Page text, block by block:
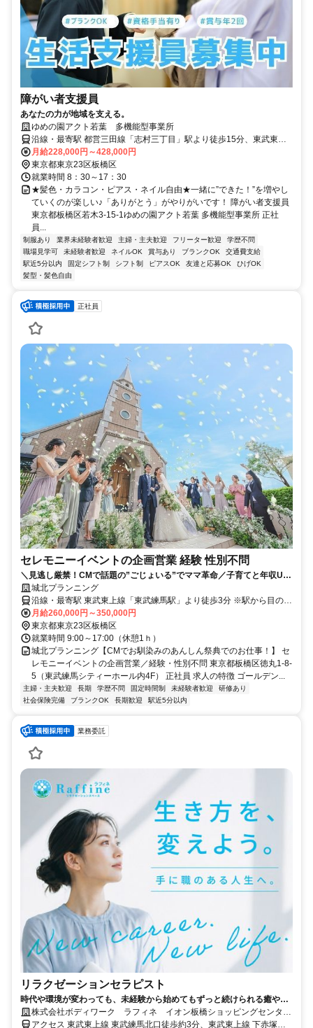
障がい者支援員
あなたの力が地域を支える。
ゆめの園アクト若葉 多機能型事業所
沿線・最寄駅 都営三田線「志村三丁目」駅より徒歩15分、東武東上
線「上板橋」駅より徒歩15分
月給228,000円～428,000円
東京都東京23区板橋区
就業時間 8：30～17：30
★髪色・カラコン・ピアス・ネイル自由★一緒に”できた！”を増やし
ていくのが楽しい♪「ありがとう」がやりがいです！ 障がい者支援員
東京都板橋区若木3-15-1ゆめの園アクト若葉 多機能型事業所 正社
員...
制服あり 業界未経験者歓迎 主婦・主夫歓迎 フリーター歓迎
学歴不問
職場見学可
未経験者歓迎 ネイルOK 賞与あり ブランクOK
交通費支給
駅近5分以内
固定シフト制 シフト制 ピアスOK 友達と応募OK
ひげOK
髪型・髪色自由
正社員
セレモニーイベントの企画営業 経験 性別不問
＼見逃し厳禁！CMで話題の”ごじょいる”でママ革命／子育てと年収UP
が両立！未経験OK◎月給35万円～＋歩合│土日祝完全休×残業なし│女
性活躍中！
城北プランニング
沿線・最寄駅 東武東上線「東武練馬駅」より徒歩3分 ※駅から目の前
なので通いやすくアクセス抜群です★
月給260,000円～350,000円
東京都東京23区板橋区
就業時間 9:00～17:00（休憩1ｈ）
城北プランニング【CMでお馴染みのあんしん祭典でのお仕事！】 セ
レモニーイベントの企画営業／経験・性別不問 東京都板橋区徳丸1-8-
5（東武練馬シティーホール内4F） 正社員 求人の特徴 ゴールデン...
主婦・主夫歓迎 長期 学歴不問 固定時間制 未経験者歓迎
研修あり
社会保険完備
ブランクOK 長期歓迎 駅近5分以内
業務委託
リラクゼーションセラピスト
時代や環境が変わっても、未経験から始めてもずっと続けられる癒やし
の仕事。手に職を身につけて、生き方を変えよう。
株式会社ボディワーク ラフィネ イオン板橋ショッピングセンター
店
アクセス 東武東上線 東武練馬北口徒歩約3分、東武東上線 下赤塚北